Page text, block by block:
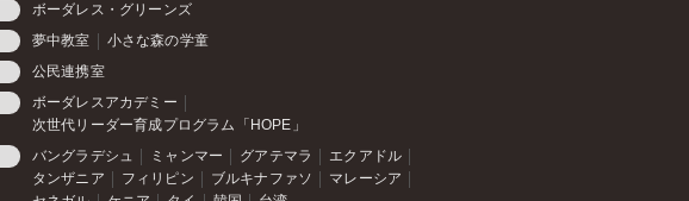
ボーダレス・グリーンズ
夢中教室 小さな森の学童
公民連携室
ボーダレスアカデミー
次世代リーダー育成プログラム「HOPE」
バングラデシュ ミャンマー グアテマラ
エクアドル
タンザニア
フィリピン ブルキナファソ
マレーシア